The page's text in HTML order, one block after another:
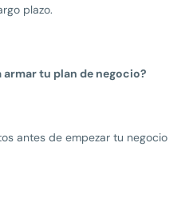
plazo.
tu plan de negocio?
antes de empezar tu negocio